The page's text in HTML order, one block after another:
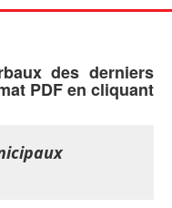
des derniers
PDF en cliquant